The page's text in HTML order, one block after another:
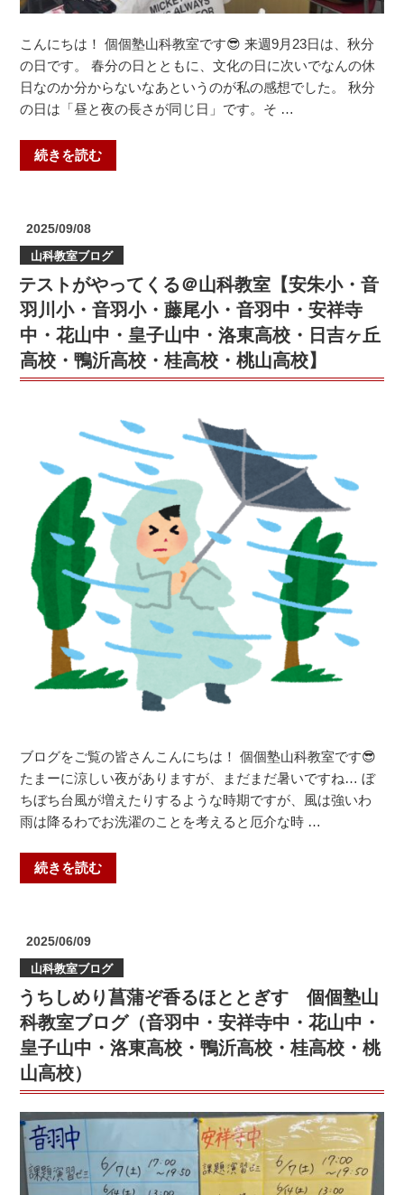
桂
日
ヶ
高・
鴨
桃
山
高）”
の
室
（安
朱
小・
羽
川
丘
小・
藤
尾
小・
安
中・
花
山
中・
皇
子
山
中・
東
日
吉
ヶ
丘
校・
鴨
沂
高
校・
桂
高
桃
山
高
こんにちは！ 個個塾山科教室です😎 来週9月23日は、秋分
の日です。 春分の日とともに、文化の日に次いでなんの休
日なのか分からないなあというのが私の感想でした。 秋分
の日は「昼と夜の長さが同じ日」です。そ …
“中
学
じ
ゃ
い！
＠
山
科
羽
中・
祥
寺
花
山
中・
続きを読む
投
日:
2025/09/08
山科教室ブログ
テストがやってくる＠山科教室【安朱小・音
羽川小・音羽小・藤尾小・音羽中・安祥寺
中・花山中・皇子山中・洛東高校・日吉ヶ丘
高校・鴨沂高校・桂高校・桃山高校】
ブログをご覧の皆さんこんにちは！ 個個塾山科教室です😎
たまーに涼しい夜がありますが、まだまだ暑いですね… ぼ
ちぼち台風が増えたりするような時期ですが、風は強いわ
雨は降るわでお洗濯のことを考えると厄介な時 …
“テ
ス
っ
て
く
る
＠
山
教
室
【安
続きを読む
投
日:
2025/06/09
山科教室ブログ
うちしめり菖蒲ぞ香るほととぎす 個個塾山
科教室ブログ（音羽中・安祥寺中・花山中・
皇子山中・洛東高校・鴨沂高校・桂高校・桃
山高校）